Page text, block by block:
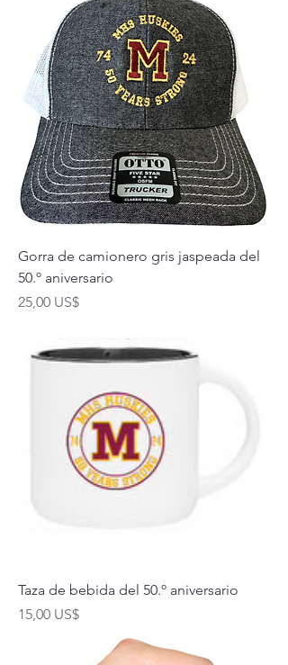
Gorra de camionero gris jaspeada del
50.º aniversario
Precio
25,00 US$
Taza de bebida del 50.º aniversario
Precio
15,00 US$